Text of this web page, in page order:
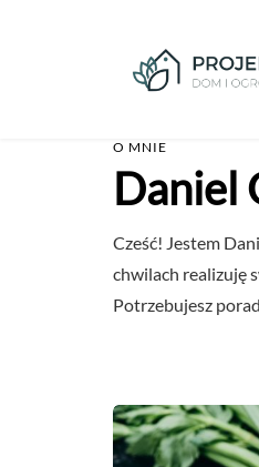
O MNIE
Daniel
Cześć! Jestem
chwilach realizuję
Potrzebujesz